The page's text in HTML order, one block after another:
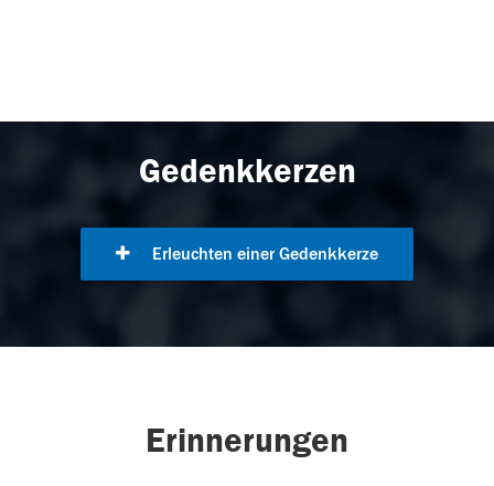
Gedenkkerzen
Erleuchten einer Gedenkkerze
Erinnerungen